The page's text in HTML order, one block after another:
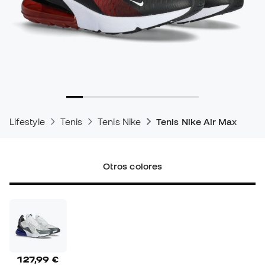
Lifestyle Tenis Tenis Nike Tenis Nike Air Max
Otros colores
127,99 €